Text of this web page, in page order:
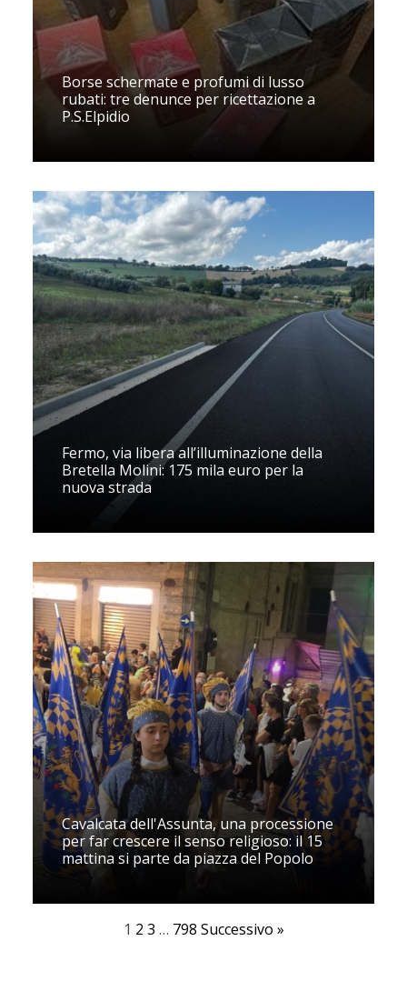
Borse schermate e profumi di lusso
rubati: tre denunce per ricettazione a
P.S.Elpidio
Fermo, via libera all’illuminazione della
Bretella Molini: 175 mila euro per la
nuova strada
Cavalcata dell'Assunta, una processione
per far crescere il senso religioso: il 15
mattina si parte da piazza del Popolo
1 2 3 … 798 Successivo »